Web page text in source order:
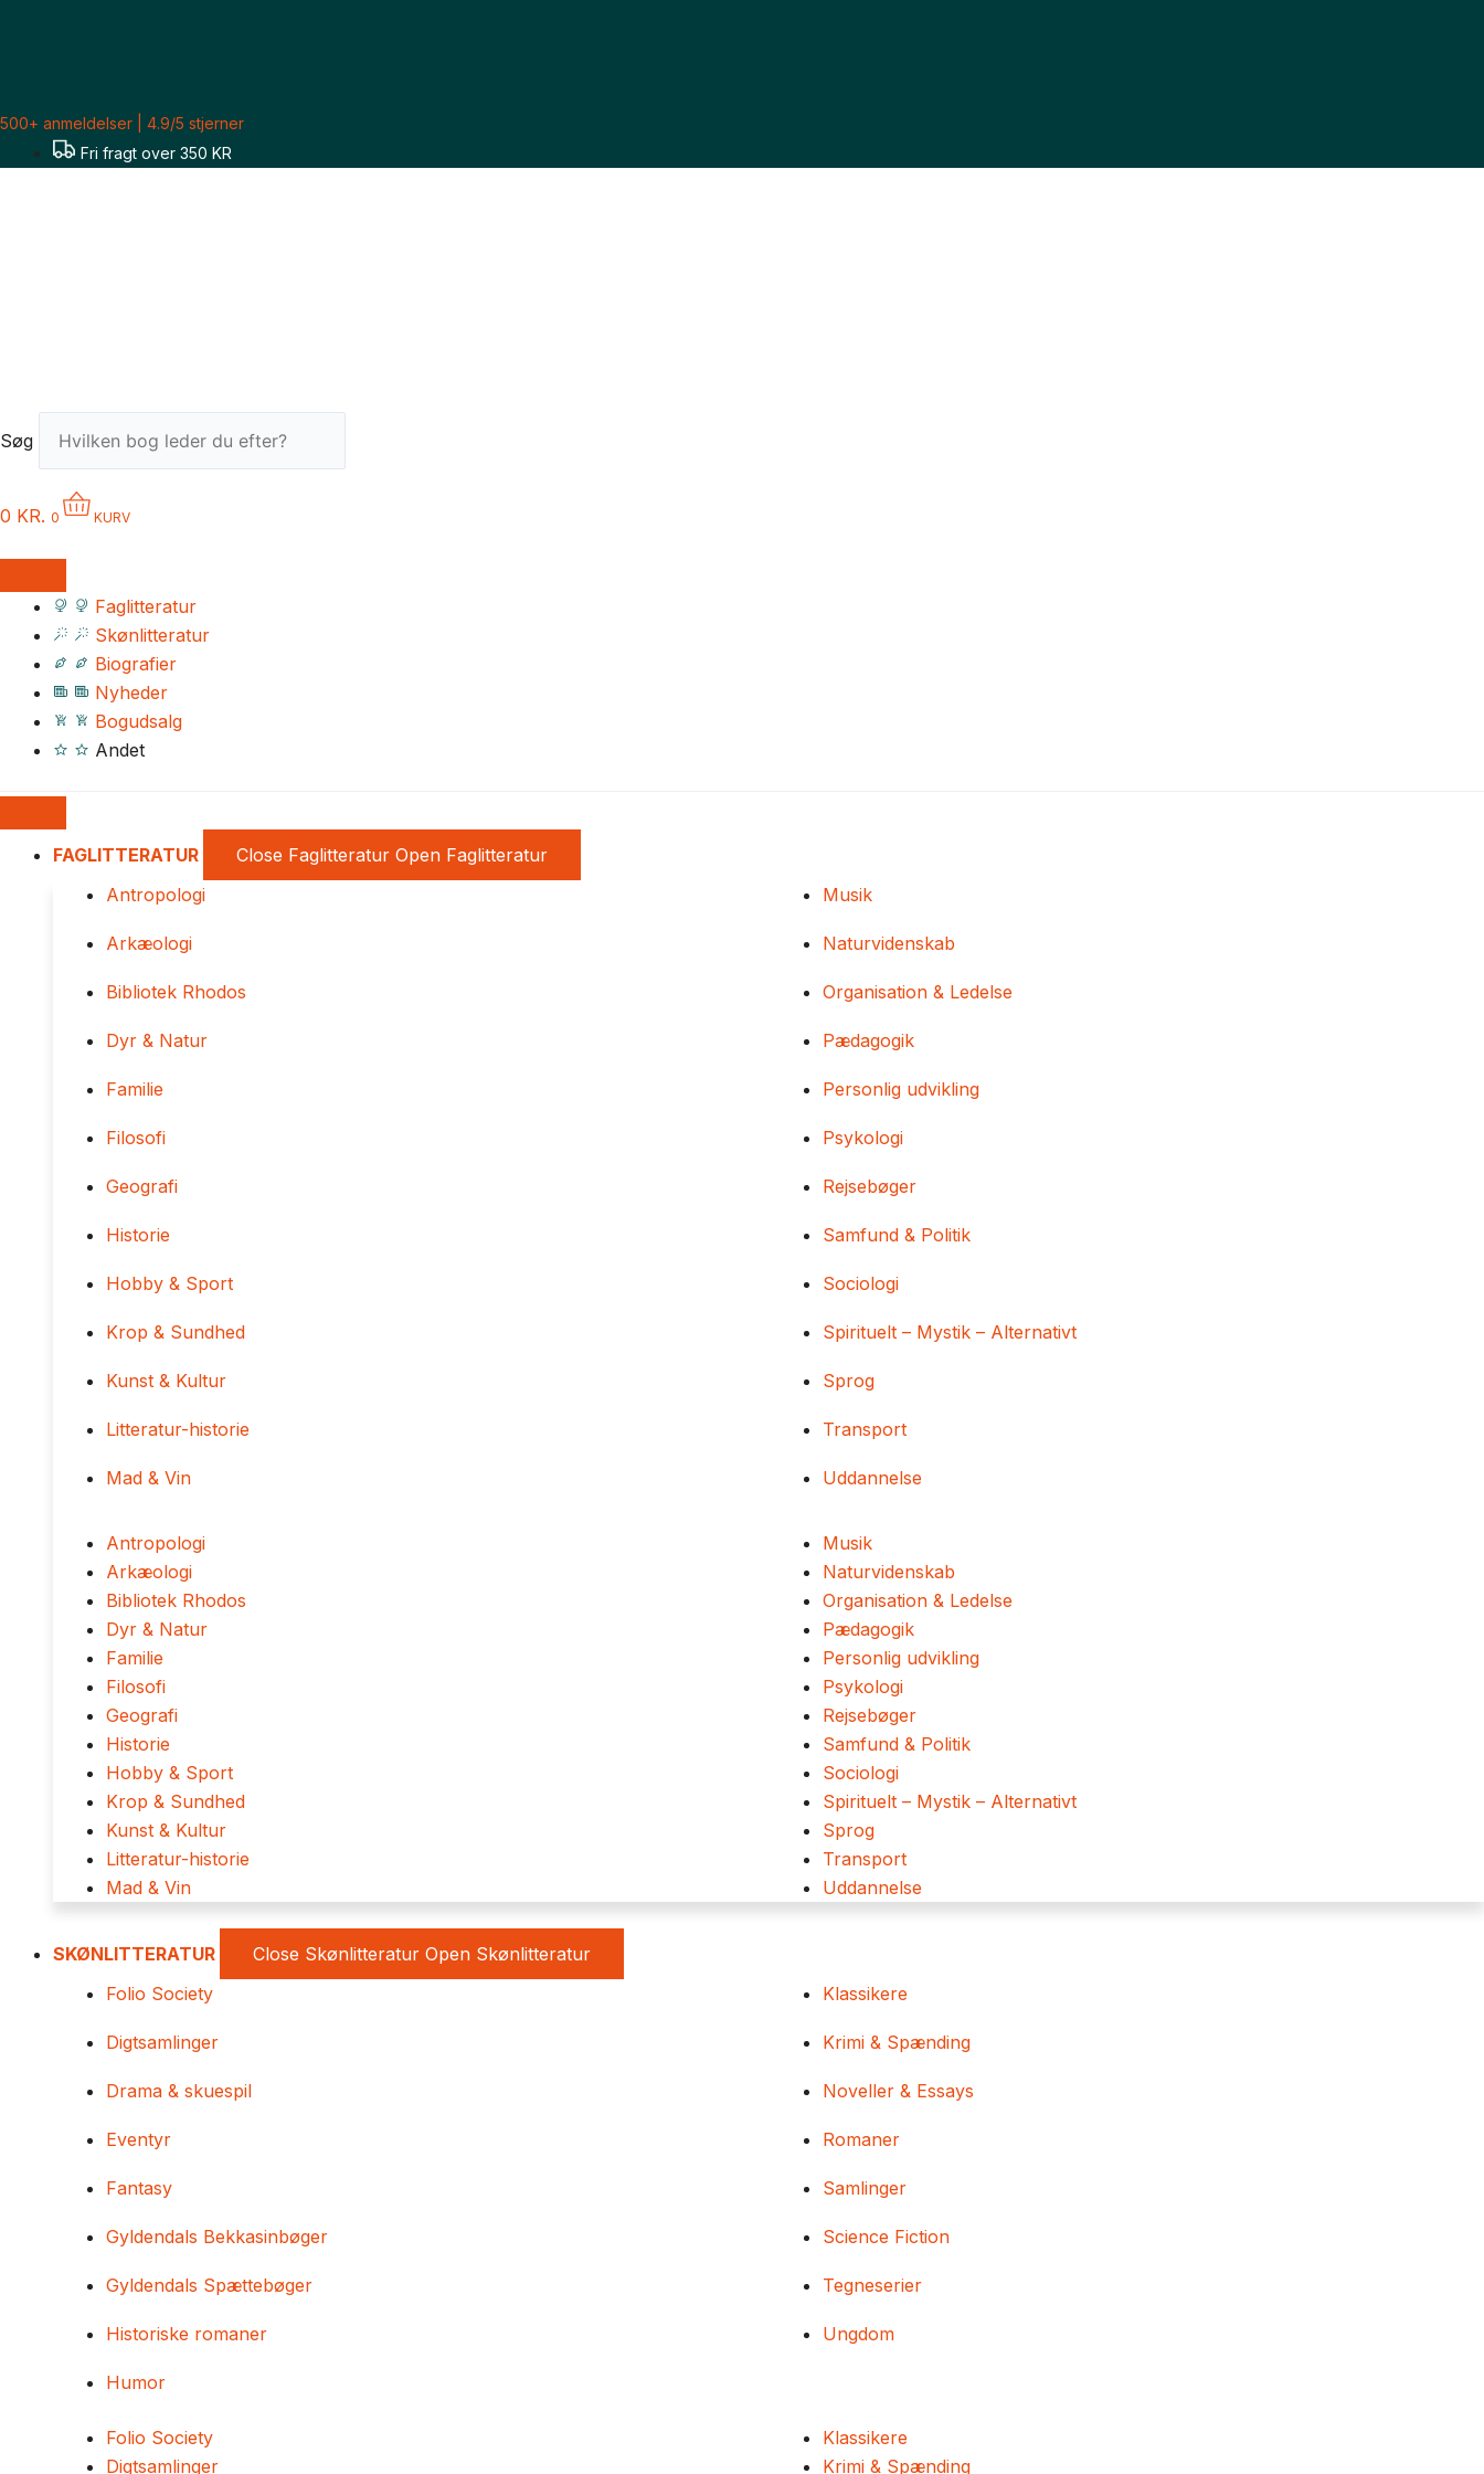
500+ anmeldelser | 4.9/5 stjerner
Fri fragt over 350 KR
Søg
0 KR. 0 KURV
Faglitteratur
Skønlitteratur
Biografier
Nyheder
Bogudsalg
Andet
FAGLITTERATUR Close Faglitteratur Open Faglitteratur
Antropologi
Arkæologi
Bibliotek Rhodos
Dyr & Natur
Familie
Filosofi
Geografi
Historie
Hobby & Sport
Krop & Sundhed
Kunst & Kultur
Litteratur-historie
Mad & Vin
Musik
Naturvidenskab
Organisation & Ledelse
Pædagogik
Personlig udvikling
Psykologi
Rejsebøger
Samfund & Politik
Sociologi
Spirituelt – Mystik – Alternativt
Sprog
Transport
Uddannelse
Antropologi
Arkæologi
Bibliotek Rhodos
Dyr & Natur
Familie
Filosofi
Geografi
Historie
Hobby & Sport
Krop & Sundhed
Kunst & Kultur
Litteratur-historie
Mad & Vin
Musik
Naturvidenskab
Organisation & Ledelse
Pædagogik
Personlig udvikling
Psykologi
Rejsebøger
Samfund & Politik
Sociologi
Spirituelt – Mystik – Alternativt
Sprog
Transport
Uddannelse
SKØNLITTERATUR Close Skønlitteratur Open Skønlitteratur
Folio Society
Digtsamlinger
Drama & skuespil
Eventyr
Fantasy
Gyldendals Bekkasinbøger
Gyldendals Spættebøger
Historiske romaner
Humor
Klassikere
Krimi & Spænding
Noveller & Essays
Romaner
Samlinger
Science Fiction
Tegneserier
Ungdom
Folio Society
Digtsamlinger
Klassikere
Krimi & Spænding